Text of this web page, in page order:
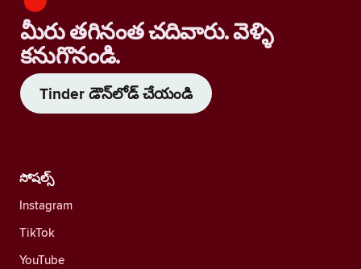
మీరు తగినంత చదివారు. వెళ్ళి
కనుగొనండి.
Tinder డౌన్‌లోడ్ చేయండి
సోషల్స్
Instagram
TikTok
YouTube